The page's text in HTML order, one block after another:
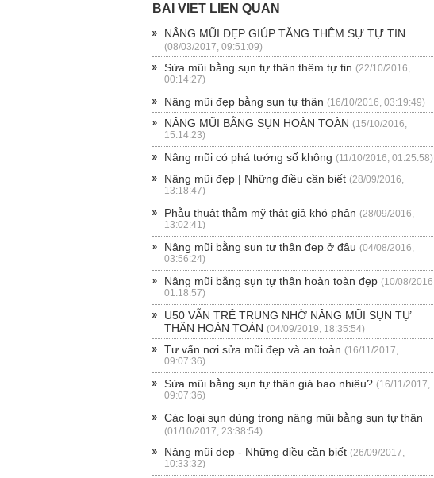
BÀI VIẾT LIÊN QUAN
NÂNG MŨI ĐẸP GIÚP TĂNG THÊM SỰ TỰ TIN
(08/03/2017, 09:51:09)
Sửa mũi bằng sụn tự thân thêm tự tin (22/10/2016,
00:14:27)
Nâng mũi đẹp bằng sụn tự thân (16/10/2016, 03:19:49)
NÂNG MŨI BẰNG SỤN HOÀN TOÀN (15/10/2016,
15:14:23)
Nâng mũi có phá tướng số không (11/10/2016, 01:25:58)
Nâng mũi đẹp | Những điều cần biết (28/09/2016,
13:18:47)
Phẫu thuật thẫm mỹ thật giả khó phân (28/09/2016,
13:02:41)
Nâng mũi bằng sụn tự thân đẹp ở đâu (04/08/2016,
03:56:24)
Nâng mũi bằng sụn tự thân hoàn toàn đẹp (10/08/2016,
01:18:57)
U50 VẪN TRẺ TRUNG NHỜ NÂNG MŨI SỤN TỰ
THÂN HOÀN TOÀN (04/09/2019, 18:35:54)
Tư vấn nơi sửa mũi đẹp và an toàn (16/11/2017,
09:07:36)
Sửa mũi bằng sụn tự thân giá bao nhiêu? (16/11/2017,
09:07:36)
Các loại sụn dùng trong nâng mũi bằng sụn tự thân
(01/10/2017, 23:38:54)
Nâng mũi đẹp - Những điều cần biết (26/09/2017,
10:33:32)